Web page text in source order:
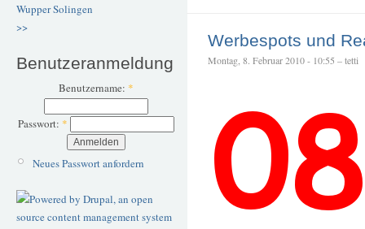
WupperSolingen
>>
Benutzeranmeldung
Benutzername: *
Passwort: *
Neues Passwort anfordern
Werbespots und
Montag, 8. Februar 2010 - 10:55 – tetti